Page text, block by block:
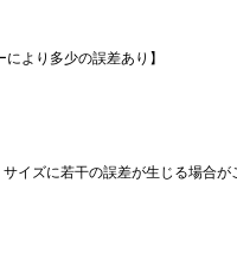
より多少の誤差あり】
イズに若干の誤差が生じる場合が